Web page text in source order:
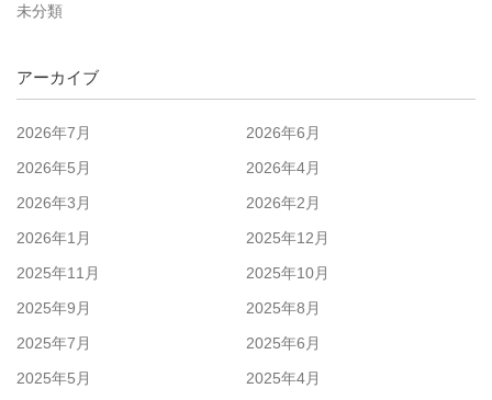
未分類
アーカイブ
2026年7月
2026年6月
2026年5月
2026年4月
2026年3月
2026年2月
2026年1月
2025年12月
2025年11月
2025年10月
2025年9月
2025年8月
2025年7月
2025年6月
2025年5月
2025年4月